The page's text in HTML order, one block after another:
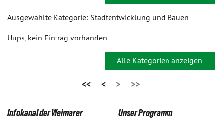
Ausgewählte Kategorie: Stadtentwicklung und Bauen
Uups, kein Eintrag vorhanden.
Alle Kategorien anzeigen
<< < > >>
Infokanal der Weimarer
Unser Programm